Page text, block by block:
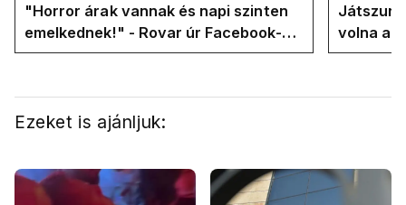
"Horror árak vannak és napi szinten
emelkednek!" - Rovar úr Facebook-
oldalán lázadnak a Tiszások
volna az
Ezeket is ajánljuk: